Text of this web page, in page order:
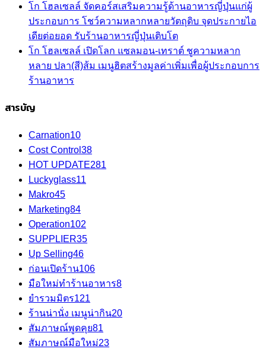
โก โฮลเซลล์ จัดคอร์สเสริมความรู้ด้านอาหารญี่ปุ่นแก่ผู้
ประกอบการ โชว์ความหลากหลายวัตถุดิบ จุดประกายไอ
เดียต่อยอด รับร้านอาหารญี่ปุ่นเติบโต
โก โฮลเซลล์ เปิดโลก แซลมอน-เทราต์ ชูความหลาก
หลาย ปลา(สี)ส้ม เมนูฮิตสร้างมูลค่าเพิ่มเพื่อผู้ประกอบการ
ร้านอาหาร
สารบัญ
Carnation10
Cost Control 38
HOT UPDATE281
Luckyglass11
Makro45
Marketing84
Operation102
SUPPLIER35
Up Selling46
ก่อนเปิดร้าน106
มือใหม่ทำร้านอาหาร8
ยำรวมมิตร121
ร้านน่านั่ง เมนูน่ากิน20
สัมภาษณ์พูดคุย81
สัมภาษณ์มือใหม่23